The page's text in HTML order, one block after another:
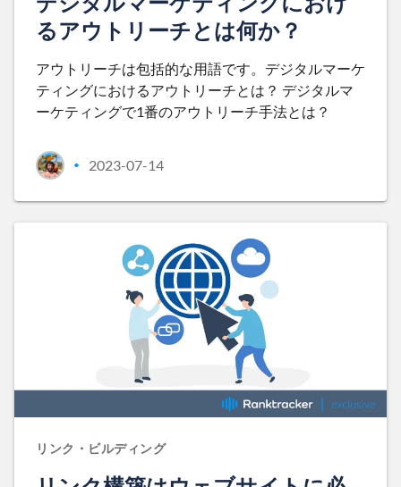
るアウトリーチとは何か？
アウトリーチは包括的な用語です。デジタルマーケ
ティングにおけるアウトリーチとは？ デジタルマ
ーケティングで1番のアウトリーチ手法とは？
• 2023-07-14
リンク・ビルディング